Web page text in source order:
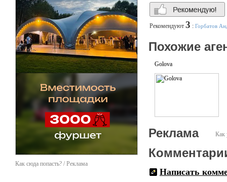
Как сюда попасть? / Реклама
Рекомендуют 3 : Горбатов
Похожие
Golova
Как
Реклама
Написать